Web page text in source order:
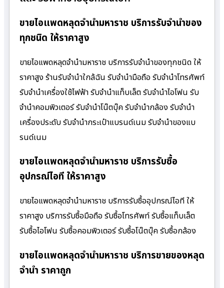
ขายไอแพดหลุดจำนำมหาราช บริการรับจำนำของ
ทุกชนิด ให้ราคาสูง
ขายไอแพดหลุดจำนำมหาราช บริการรับจำนำของทุกชนิด ให้
ราคาสูง ร้านรับจํานําใกล้ฉัน รับจำนำมือถือ รับจำนำโทรศัพท์
รับจำนำเครื่องใช้ไฟฟ้า รับจำนำแท็บเล็ต รับจำนำไอโฟน รับ
จำนำคอมพิวเตอร์ รับจำนำโน๊ตบุ๊ค รับจำนำกล้อง รับจำนำ
เครื่องประดับ รับจำนำกระเป๋าแบรนด์เนม รับจำนำของแบ
รนด์เนม
ขายไอแพดหลุดจำนำมหาราช บริการรับซื้อ
อุปกรณ์ไอที ให้ราคาสูง
ขายไอแพดหลุดจำนำมหาราช บริการรับซื้ออุปกรณ์ไอที ให้
ราคาสูง บริการรับซื้อมือถือ รับซื้อโทรศัพท์ รับซื้อแท็บเล็ต
รับซื้อไอโฟน รับซื้อคอมพิวเตอร์ รับซื้อโน๊ตบุ๊ค รับซื้อกล้อง
ขายไอแพดหลุดจำนำมหาราช บริการขายของหลุด
จำนำ ราคาถูก